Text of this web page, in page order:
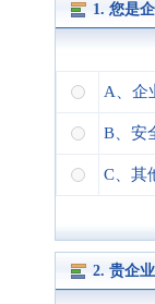
1. 您是
A、企
B、安
C、其
2. 贵企